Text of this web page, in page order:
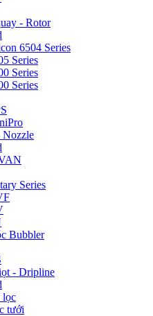
- Rotor
6504 Series
Series
Series
Series
Nozzle
Series
Bubbler
- Dripline
lọc
tưới